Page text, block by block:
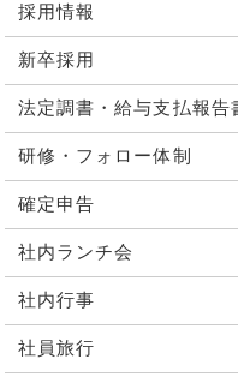
採用情報
新卒採用
法定調書・給与支払報告
研修・フォロー体制
確定申告
社内ランチ会
社内行事
社員旅行